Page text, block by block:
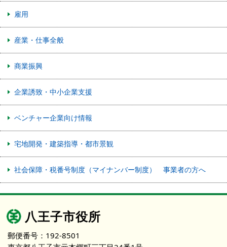
雇用
産業・仕事全般
商業振興
企業誘致・中小企業支援
ベンチャー企業向け情報
宅地開発・建築指導・都市景観
社会保障・税番号制度（マイナンバー制度） 事業者の方へ
八王子市役所
郵便番号：192-8501